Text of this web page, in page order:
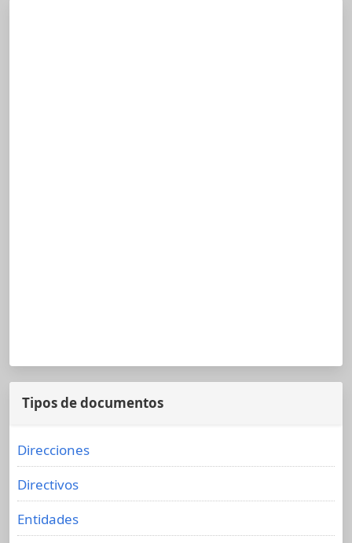
Tipos de documentos
Direcciones
Directivos
Entidades